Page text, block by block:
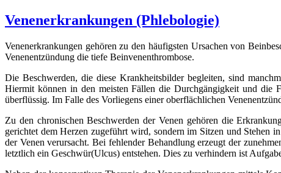
Venenerkrankungen (Phlebologie)
Venenerkrankungen gehören zu den häufigsten Ursachen von
Venenentzündung die tiefe Beinvenenthrombose.
Die Beschwerden, die diese Krankheitsbilder begleiten, sind
Hiermit können in den meisten Fällen die Durchgängigkeit und die
überflüssig. Im Falle des Vorliegens einer oberflächlichen
Zu den chronischen Beschwerden der Venen gehören die
gerichtet dem Herzen zugeführt wird, sondern im Sitzen und Stehen
der Venen verursacht. Bei fehlender Behandlung erzeugt der
letztlich ein Geschwür(Ulcus) entstehen. Dies zu verhindern ist